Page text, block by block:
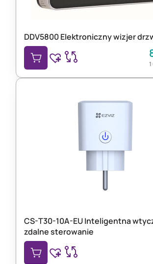
DDV5800 Elektroniczny wizjer
CS-T30-10A-EU Inteligentna
zdalne sterowanie